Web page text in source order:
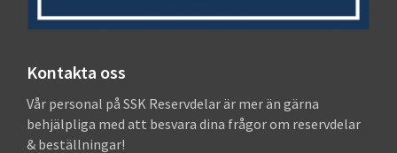
Kontakta oss
Vår personal på SSK Reservdelar är mer än gärna
behjälpliga med att besvara dina frågor om reservdelar
& beställningar!